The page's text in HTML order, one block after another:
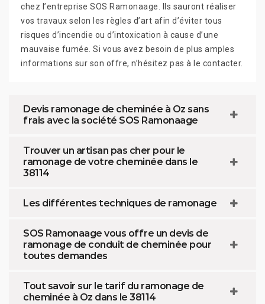
chez l’entreprise SOS Ramonaage. Ils sauront réaliser
vos travaux selon les règles d’art afin d’éviter tous
risques d’incendie ou d’intoxication à cause d’une
mauvaise fumée. Si vous avez besoin de plus amples
informations sur son offre, n’hésitez pas à le contacter.
Devis ramonage de cheminée à Oz sans
frais avec la société SOS Ramonaage
Trouver un artisan pas cher pour le
ramonage de votre cheminée dans le
38114
Les différentes techniques de ramonage
SOS Ramonaage vous offre un devis de
ramonage de conduit de cheminée pour
toutes demandes
Tout savoir sur le tarif du ramonage de
cheminée à Oz dans le 38114